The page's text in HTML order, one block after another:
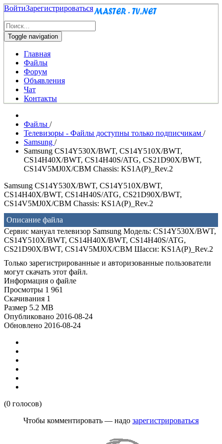
ВойтиЗарегистрироваться
Toggle navigation
Главная
Файлы
Форум
Объявления
Чат
Контакты
Файлы /
Телевизоры - Файлы доступны только подписчикам /
Samsung /
Samsung CS14Y530X/BWT, CS14Y510X/BWT,
CS14H40X/BWT, CS14H40S/ATG, CS21D90X/BWT,
CS14V5MJ0X/CBM Chassis: KS1A(P)_Rev.2
Samsung CS14Y530X/BWT, CS14Y510X/BWT,
CS14H40X/BWT, CS14H40S/ATG, CS21D90X/BWT,
CS14V5MJ0X/CBM Chassis: KS1A(P)_Rev.2
Описание файла
Сервис мануал телевизор Samsung Модель: CS14Y530X/BWT,
CS14Y510X/BWT, CS14H40X/BWT, CS14H40S/ATG,
CS21D90X/BWT, CS14V5MJ0X/CBM Шасси: KS1A(P)_Rev.2
Только зарегистрированные и авторизованные пользователи
могут скачать этот файл.
Информация о файле
Просмотры 1 961
Скачивания 1
Размер 5.2 MB
Опубликовано 2016-08-24
Обновлено 2016-08-24
(0 голосов)
Чтобы комментировать — надо зарегистрироваться